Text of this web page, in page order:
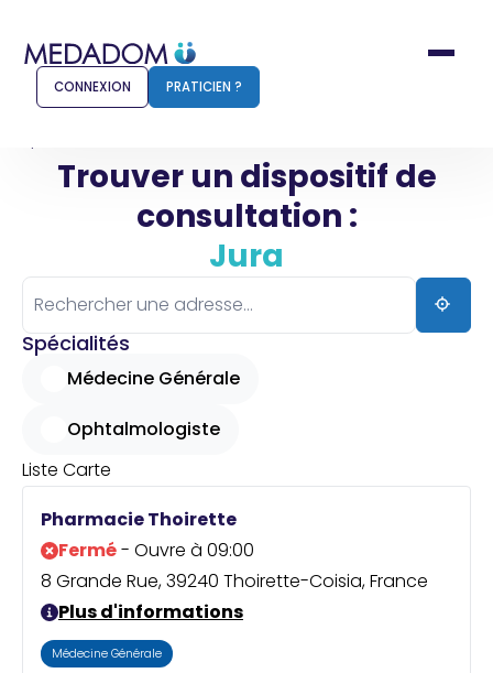
Comment ça marche ?
Pharmacien
Connexion
Praticien ?
CONNEXION PRATICIEN ?
Trouver un dispositif de
consultation :
Jura
Spécialités
Médecine Générale
Ophtalmologiste
Liste Carte
Pharmacie Thoirette
Fermé- Ouvre à 09:00
8 Grande Rue, 39240 Thoirette-Coisia, France
Plus d'informations
Médecine Générale